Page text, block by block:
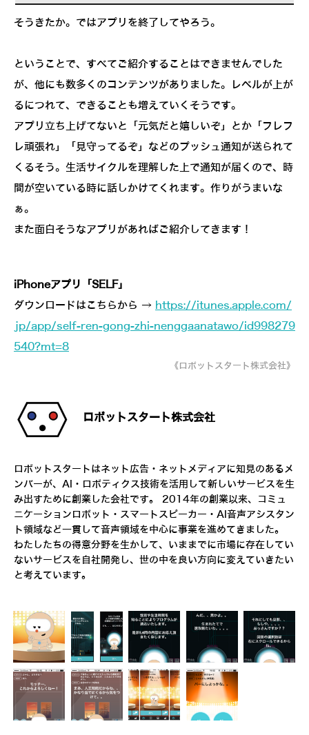
そうきたか。ではアプリを終了してやろう。
ということで、すべてご紹介することはできませんでした
が、他にも数多くのコンテンツがありました。レベルが上が
るにつれて、できることも増えていくそうです。
アプリ立ち上げてないと「元気だと嬉しいぞ」とか「フレフ
レ頑張れ」「見守ってるぞ」などのプッシュ通知が送られて
くるそう。生活サイクルを理解した上で通知が届くので、時
間が空いている時に話しかけてくれます。作りがうまいな
ぁ。
また面白そうなアプリがあればご紹介してきます！
iPhoneアプリ「SELF」
ダウンロードはこちらから → https://itunes.apple.com/
jp/app/self-ren-gong-zhi-nenggaanatawo/id998279
540?mt=8
《ロボットスタート株式会社》
ロボットスタート株式会社
ロボットスタートはネット広告・ネットメディアに知見のあるメ
ンバーが、AI・ロボティクス技術を活用して新しいサービスを生
み出すために創業した会社です。 2014年の創業以来、コミュ
ニケーションロボット・スマートスピーカー・AI音声アシスタン
ト領域など一貫して音声領域を中心に事業を進めてきました。
わたしたちの得意分野を生かして、いままでに市場に存在してい
ないサービスを自社開発し、世の中を良い方向に変えていきたい
と考えています。